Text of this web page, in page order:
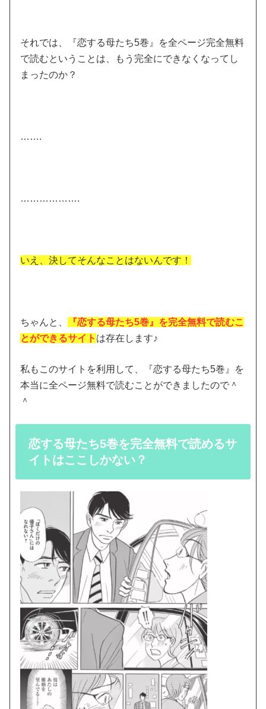
それでは、『恋する母たち5巻』を全ページ完全無料
で読むということは、もう完全にできなくなってし
まったのか？
…….
……………….
いえ、決してそんなことはないんです！
ちゃんと、
『恋する母たち5巻』を完全無料で読むこ
とができるサイト は存在します♪
私もこのサイトを利用して、『恋する母たち5巻』を
本当に全ページ無料で読むことができましたので＾
＾
恋する母たち5巻を完全無料で読めるサ
イトはここしかない？